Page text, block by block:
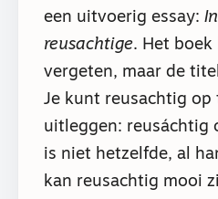
een uitvoerig essay:
reusachtige. Het
vergeten, maar de
Je kunt reusachtig op
uitleggen: reusáchtig
is niet hetzelfde, al
kan reusachtig mooi